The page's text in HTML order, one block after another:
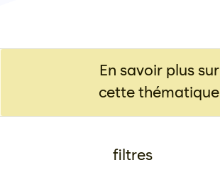
En savoir plus sur
cette thématique
filtres